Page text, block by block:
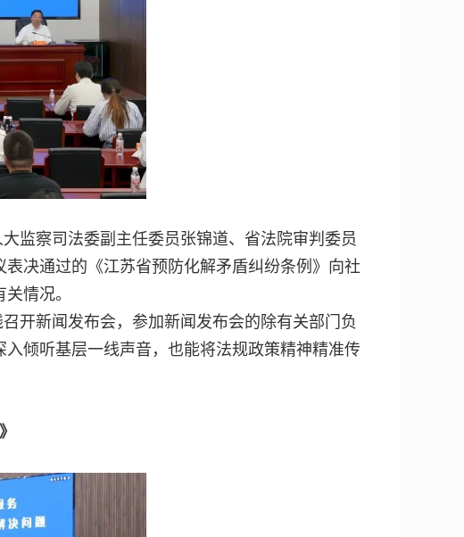
监察司法委副主任委员张锦道、省法院审判委员
决通过的《江苏省预防化解矛盾纠纷条例》向社
情况。
开新闻发布会，参加新闻发布会的除有关部门负
倾听基层一线声音，也能将法规政策精神精准传